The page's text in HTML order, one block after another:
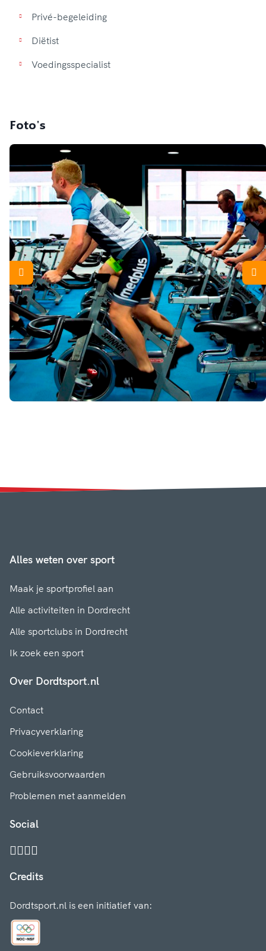
Privé-begeleiding
Diëtist
Voedingsspecialist
Foto's
Alles weten over sport
Maak je sportprofiel aan
Alle activiteiten in Dordrecht
Alle sportclubs in Dordrecht
Ik zoek een sport
Over Dordtsport.nl
Contact
Privacyverklaring
Cookieverklaring
Gebruiksvoorwaarden
Problemen met aanmelden
Social
Credits
Dordtsport.nl is een initiatief van: